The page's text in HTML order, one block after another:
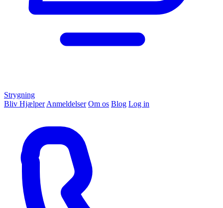
Strygning
Bliv Hjælper Anmeldelser Om os Blog Log in